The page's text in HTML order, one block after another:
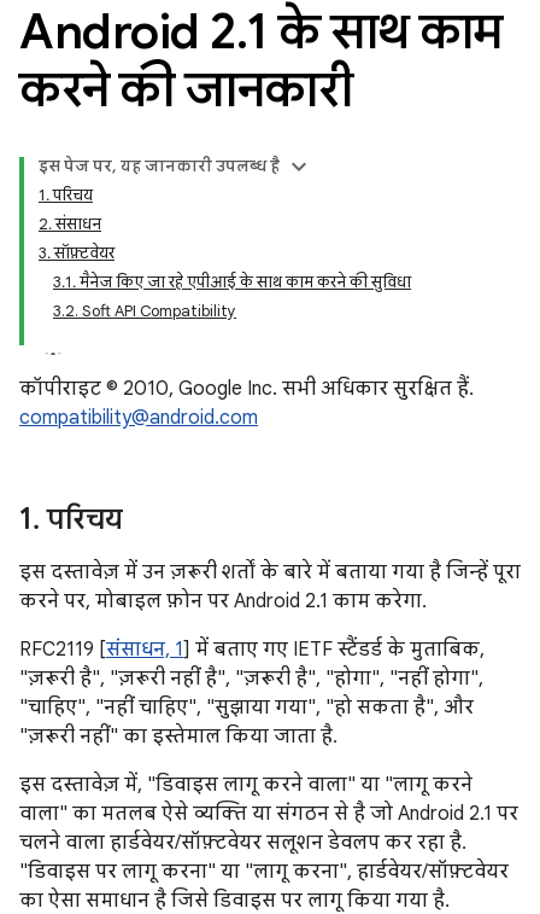
Android 2.1 के साथ काम
करने की जानकारी
इस पेज पर, यह जानकारी उपलब्ध है
1. परिचय
2. संसाधन
3. सॉफ़्टवेयर
3.1. मैनेज किए जा रहे एपीआई के साथ काम करने की सुविधा
3.2. Soft API Compatibility
कॉपीराइट © 2010, Google Inc. सभी अधिकार सुरक्षित हैं.
compatibility@android.com
1. परिचय
इस दस्तावेज़ में उन ज़रूरी शर्तों के बारे में बताया गया है जिन्हें पूरा
करने पर, मोबाइल फ़ोन पर Android 2.1 काम करेगा.
RFC2119 [संसाधन, 1] में बताए गए IETF स्टैंडर्ड के मुताबिक,
"ज़रूरी है", "ज़रूरी नहीं है", "ज़रूरी है", "होगा", "नहीं होगा",
"चाहिए", "नहीं चाहिए", "सुझाया गया", "हो सकता है", और
"ज़रूरी नहीं" का इस्तेमाल किया जाता है.
इस दस्तावेज़ में, "डिवाइस लागू करने वाला" या "लागू करने
वाला" का मतलब ऐसे व्यक्ति या संगठन से है जो Android 2.1 पर
चलने वाला हार्डवेयर/सॉफ़्टवेयर सलूशन डेवलप कर रहा है.
"डिवाइस पर लागू करना" या "लागू करना", हार्डवेयर/सॉफ़्टवेयर
का ऐसा समाधान है जिसे डिवाइस पर लागू किया गया है.